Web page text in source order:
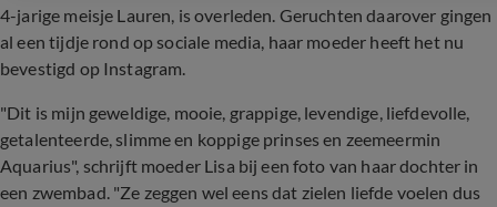
4-jarige meisje Lauren, is overleden. Geruchten daarover gingen
al een tijdje rond op sociale media, haar moeder heeft het nu
bevestigd op Instagram.
"Dit is mijn geweldige, mooie, grappige, levendige, liefdevolle,
getalenteerde, slimme en koppige prinses en zeemeermin
Aquarius", schrijft moeder Lisa bij een foto van haar dochter in
een zwembad. "Ze zeggen wel eens dat zielen liefde voelen dus